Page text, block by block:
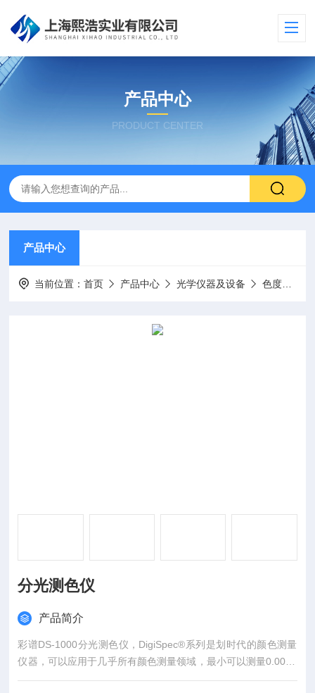
产品中心
PRODUCT CENTER
产品中心
当前位置：首页 产品中心 光学仪器及设备 色度仪/分光测色仪/色差仪
分光测色仪
产品简介
彩谱DS-1000分光测色仪，DigiSpec®系列是划时代的颜色测量
仪器，可以应用于几乎所有颜色测量领域，最小可以测量0.0016
mm²（0.04mm*0.04mm）区域。